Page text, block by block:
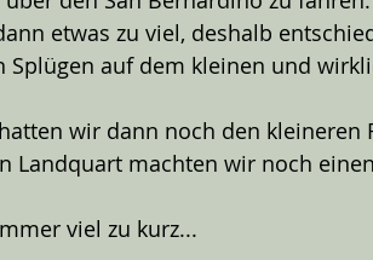
etwas zu viel, deshalb
Splügen auf dem kleinen und
wir dann noch den kleineren
Landquart machten wir noch
viel zu kurz...